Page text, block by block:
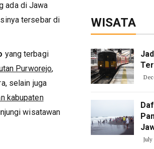
ada di Jawa
tersebar di
yang terbagi
Purworejo,
selain juga
kabupaten
wisatawan
WISATA